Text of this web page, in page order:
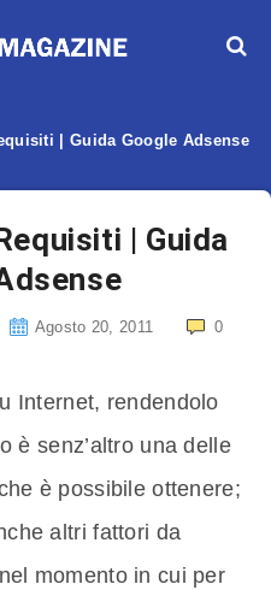
| Guida Google Adsense
| Guida
Agosto 20, 2011 0
Internet, rendendolo
è senz’altro una delle
è possibile ottenere;
altri fattori da
momento in cui per